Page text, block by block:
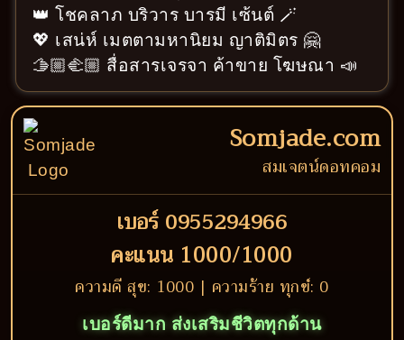
👑 โชคลาภ บริวาร บารมี เซ้นต์ 🪄
💖 เสน่ห์ เมตตามหานิยม ญาติมิตร 🤗
🫱🏼‍🫲🏼 สื่อสารเจรจา ค้าขาย โฆษณา 📣
Somjade.com
สมเจตน์ดอทคอม
เบอร์ 0955294966
คะแนน 1000/1000
ความดี สุข: 1000 | ความร้าย ทุกข์: 0
เบอร์ดีมาก ส่งเสริมชีวิตทุกด้าน